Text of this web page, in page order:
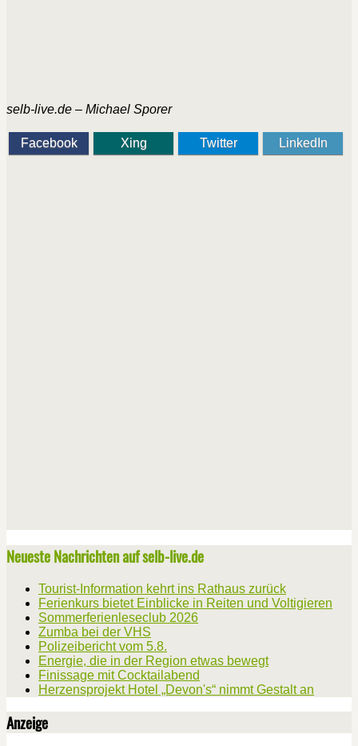
selb-live.de – Michael Sporer
Facebook Xing Twitter LinkedIn
Neueste Nachrichten auf selb-live.de
Tourist-Information kehrt ins Rathaus zurück
Ferienkurs bietet Einblicke in Reiten und Voltigieren
Sommerferienleseclub 2026
Zumba bei der VHS
Polizeibericht vom 5.8.
Energie, die in der Region etwas bewegt
Finissage mit Cocktailabend
Herzensprojekt Hotel „Devon's“ nimmt Gestalt an
Anzeige